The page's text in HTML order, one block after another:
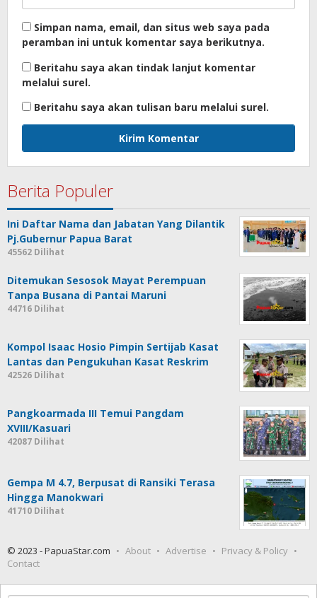
Simpan nama, email, dan situs web saya pada
peramban ini untuk komentar saya berikutnya.
Beritahu saya akan tindak lanjut komentar
melalui surel.
Beritahu saya akan tulisan baru melalui surel.
Berita Populer
Ini Daftar Nama dan Jabatan Yang Dilantik
Pj.Gubernur Papua Barat
45562 Dilihat
Ditemukan Sesosok Mayat Perempuan
Tanpa Busana di Pantai Maruni
44716 Dilihat
Kompol Isaac Hosio Pimpin Sertijab Kasat
Lantas dan Pengukuhan Kasat Reskrim
42526 Dilihat
Pangkoarmada III Temui Pangdam
XVIII/Kasuari
42087 Dilihat
Gempa M 4.7, Berpusat di Ransiki Terasa
Hingga Manokwari
41710 Dilihat
© 2023 - PapuaStar.com About Advertise
Privacy & Policy
Contact